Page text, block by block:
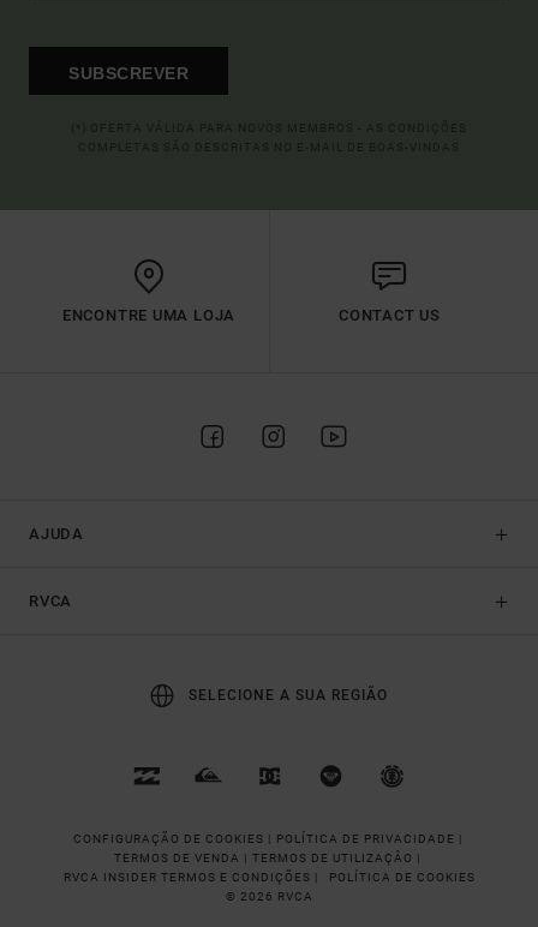
SUBSCREVER
ENCONTRE UMA LOJA CONTACT US
AJUDA
RVCA
SELECIONE A SUA REGIÃO
CONFIGURAÇÃO DE COOKIES | POLÍTICA DE PRIVACIDADE |
TERMOS DE VENDA | TERMOS DE UTILIZAÇÂO |
RVCA INSIDER TERMOS E CONDIÇÕES |
POLÍTICA DE COOKIES
© 2026 RVCA